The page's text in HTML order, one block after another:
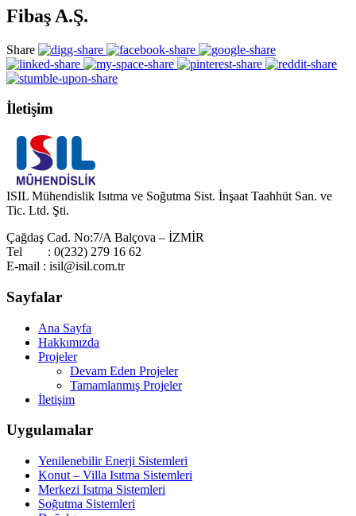
Fibaş A.Ş.
Share
İletişim
ISIL Mühendislik Isıtma ve Soğutma Sist. İnşaat Taahhüt San. ve
Tic. Ltd. Şti.
Çağdaş Cad. No:7/A Balçova – İZMİR
Tel : 0(232) 279 16 62
E-mail : isil@isil.com.tr
Sayfalar
Ana Sayfa
Hakkımızda
Projeler
Devam Eden Projeler
Tamamlanmış Projeler
İletişim
Uygulamalar
Yenilenebilir Enerji Sistemleri
Konut – Villa Isıtma Sistemleri
Merkezi Isıtma Sistemleri
Soğutma Sistemleri